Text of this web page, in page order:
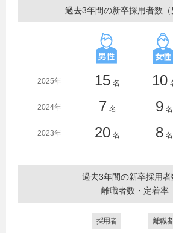
大学、千葉工業大学、中央大学、中京
津田塾大学、都留文科大学、帝京大学
海洋大学、東京家政大学、東京経済
学、東京工芸大学、東京国際大学、東
学、東京理科大学、同志社大学、東北
洋大学、獨協大学、長岡造形大学、長
屋大学、名古屋外国語大学、名古屋市
大学、新潟大学、日本大学、日本女子
星芸術大学、法政大学、宮城大学、
明治大学、明治学院大学、明星大学、
立大学、横浜市立大学、横浜美術大学
大学、立命館大学、立命館アジア太
過去3年間の新卒採用者数（
2025年 15 名 10
2024年 7 名 9 名
2023年 20 名 8 名
過去3年間の新卒採用者
離職者数・定着率
採用者 離職者